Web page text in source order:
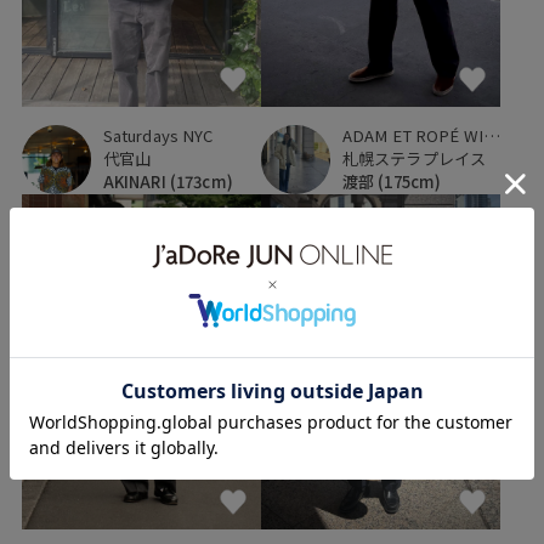
Saturdays NYC
代官山
AKINARI (173cm)
ADAM ET ROPÉ WILD LIFE TAILOR
札幌ステラプレイス
渡部 (175cm)